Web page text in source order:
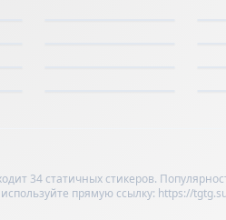
34 статичных стикеров.
прямую ссылку: https://